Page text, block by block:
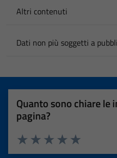
Altri contenuti
Dati non più soggetti a
Quanto sono chiare
pagina?
Valuta 5
Valuta 4 stelle
Valuta 3 stelle su 5
Valuta 2 stelle su 5
Valuta 1 stelle su 5